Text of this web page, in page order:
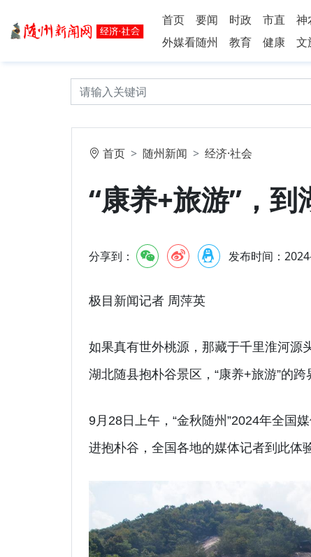
首页 要闻 时政 市直 神
外媒看随州
教育 健康 文
首页 随州新闻 经济·社会
“康养+旅游”，
分享到： 发布时间：
极目新闻记者 周萍英
如果真有世外桃源，那藏于千里淮河
湖北随县抱朴谷景区，“康养+旅游”的跨
9月28日上午，“金秋随州”2024年全国
进抱朴谷，全国各地的媒体记者到此体